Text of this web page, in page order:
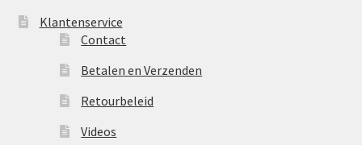
Klantenservice
Contact
Betalen en Verzenden
Retourbeleid
Videos